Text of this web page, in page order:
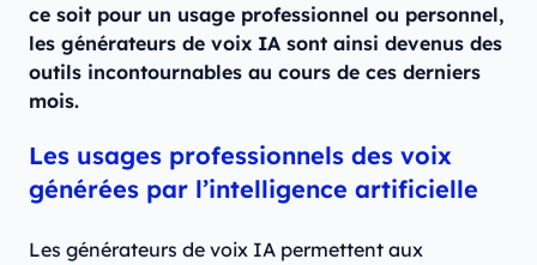
ce soit pour un usage professionnel ou personnel,
les générateurs de voix IA sont ainsi devenus des
outils incontournables au cours de ces derniers
mois.
Les usages professionnels des voix
générées par l’intelligence artificielle
Les générateurs de voix IA permettent aux